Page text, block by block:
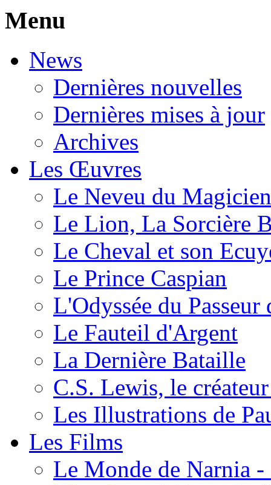
Menu
News
Dernières nouvelles
Dernières mises à jour
Archives
Les Œuvres
Le Neveu du Magicien
Le Lion, La Sorcière
Le Cheval et son
Le Prince Caspian
L'Odyssée du
Le Fauteil d'Argent
La Dernière Bataille
C.S. Lewis, le
Les Illustrations de
Les Films
Le Monde de Narnia